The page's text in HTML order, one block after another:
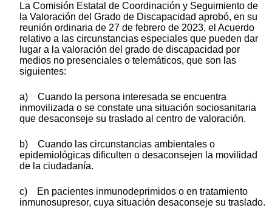
La Comisión Estatal de Coordinación y Seguimiento de
la Valoración del Grado de Discapacidad aprobó, en su
reunión ordinaria de 27 de febrero de 2023, el Acuerdo
relativo a las circunstancias especiales que pueden dar
lugar a la valoración del grado de discapacidad por
medios no presenciales o telemáticos, que son las
siguientes:
a) Cuando la persona interesada se encuentra
inmovilizada o se constate una situación sociosanitaria
que desaconseje su traslado al centro de valoración.
b) Cuando las circunstancias ambientales o
epidemiológicas dificulten o desaconsejen la movilidad
de la ciudadanía.
c) En pacientes inmunodeprimidos o en tratamiento
inmunosupresor, cuya situación desaconseje su traslado.